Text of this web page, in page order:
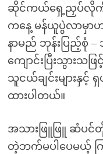
ဆိုင်ကယ်ရှေ့ညှပ်လိုက်
ကနေ့ မန်ယူပွဲလာမှာဟ
နာမည် ဘုန်းပြည့်စုံ
ကျောင်းပြီးသွား
သူငယ်ချင်းများနှင့်
ထားပါတယ်။
အသားဖြူဖြူ ဆံပင်
တဲ့ဘက်မပါပေမယ့်